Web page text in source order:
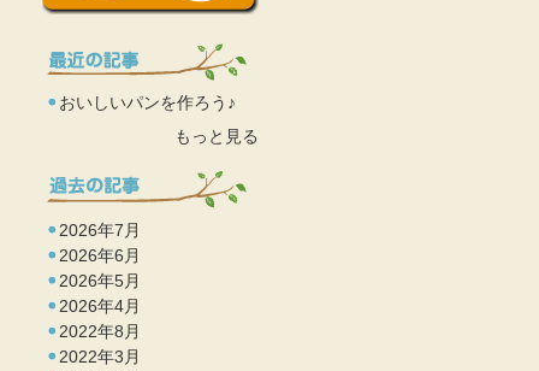
おいしいパンを作ろう♪
もっと見る
2026年7月
2026年6月
2026年5月
2026年4月
2022年8月
2022年3月